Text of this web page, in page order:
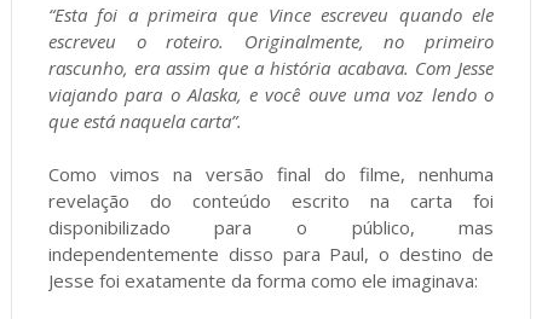
“Esta foi a primeira que Vince escreveu quando ele
escreveu o roteiro. Originalmente, no primeiro
rascunho, era assim que a história acabava. Com Jesse
viajando para o Alaska, e você ouve uma voz lendo o
que está naquela carta”.
Como vimos na versão final do filme, nenhuma
revelação do conteúdo escrito na carta foi
disponibilizado para o público, mas
independentemente disso para Paul, o destino de
Jesse foi exatamente da forma como ele imaginava: